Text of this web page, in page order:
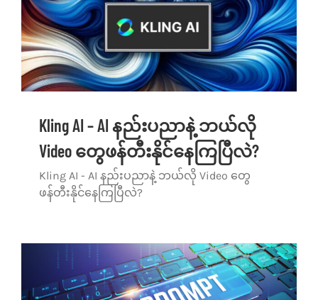
Kling AI – AI နည်းပညာနဲ့ ဘယ်လို
Video တွေဖန်တီးနိုင်နေကြပြီလဲ?
Kling AI - AI နည်းပညာနဲ့ ဘယ်လို Video တွေ
ဖန်တီးနိုင်နေကြပြီလဲ?